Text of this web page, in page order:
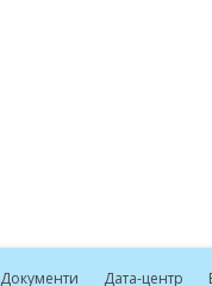
Документи Дата-центр